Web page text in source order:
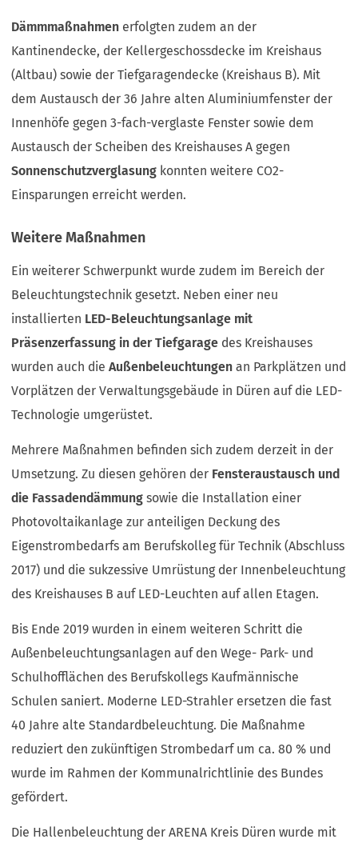
Dämmmaßnahmen erfolgten zudem an der
Kantinendecke, der Kellergeschossdecke im Kreishaus
(Altbau) sowie der Tiefgaragendecke (Kreishaus B). Mit
dem Austausch der 36 Jahre alten Aluminiumfenster der
Innenhöfe gegen 3-fach-verglaste Fenster sowie dem
Austausch der Scheiben des Kreishauses A gegen
Sonnenschutzverglasung konnten weitere CO2-
Einsparungen erreicht werden.
Weitere Maßnahmen
Ein weiterer Schwerpunkt wurde zudem im Bereich der
Beleuchtungstechnik gesetzt. Neben einer neu
installierten LED-Beleuchtungsanlage mit
Präsenzerfassung in der Tiefgarage des Kreishauses
wurden auch dieAußenbeleuchtungenan Parkplätzen und
Vorplätzen der Verwaltungsgebäude in Düren auf die LED-
Technologie umgerüstet.
Mehrere Maßnahmen befinden sich zudem derzeit in der
Umsetzung. Zu diesen gehören der Fensteraustausch und
die Fassadendämmung sowie die Installation einer
Photovoltaikanlage zur anteiligen Deckung des
Eigenstrombedarfs am Berufskolleg für Technik (Abschluss
2017) und die sukzessive Umrüstung der Innenbeleuchtung
des Kreishauses B auf LED-Leuchten auf allen Etagen.
Bis Ende 2019 wurden in einem weiteren Schritt die
Außenbeleuchtungsanlagen auf den Wege- Park- und
Schulhofflächen des Berufskollegs Kaufmännische
Schulen saniert. Moderne LED-Strahler ersetzen die fast
40 Jahre alte Standardbeleuchtung. Die Maßnahme
reduziert den zukünftigen Strombedarf um ca. 80 % und
wurde im Rahmen der Kommunalrichtlinie des Bundes
gefördert.
Die Hallenbeleuchtung der ARENA Kreis Düren wurde mit